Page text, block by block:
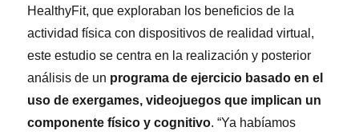
HealthyFit, que exploraban los beneficios de la
actividad física con dispositivos de realidad virtual,
este estudio se centra en la realización y posterior
análisis de un programa de ejercicio basado en el
uso de exergames, videojuegos que implican un
componente físico y cognitivo. “Ya habíamos